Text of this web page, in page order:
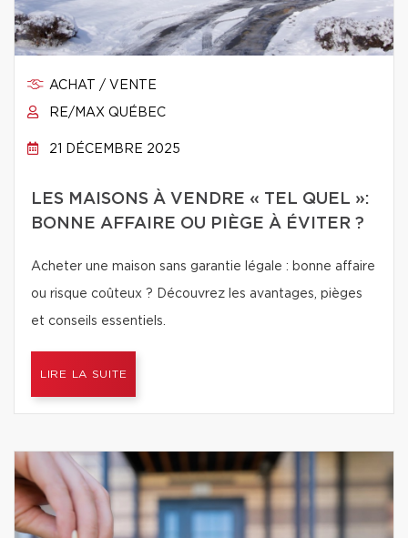
ACHAT / VENTE
RE/MAX QUÉBEC
21 DÉCEMBRE 2025
LES MAISONS À VENDRE « TEL QUEL »:
BONNE AFFAIRE OU PIÈGE À ÉVITER ?
Acheter une maison sans garantie légale : bonne affaire
ou risque coûteux ? Découvrez les avantages, pièges
et conseils essentiels.
LIRE LA SUITE